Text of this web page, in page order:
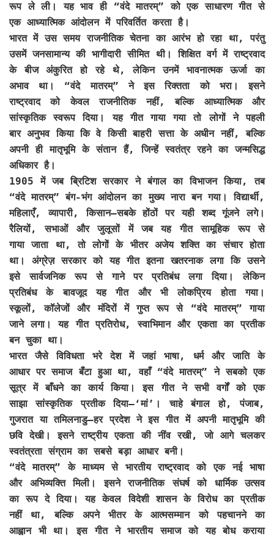
रूप ले ली। यह भाव ही “वंदे मातरम्” को एक साधारण गीत से
एक आध्यात्मिक आंदोलन में परिवर्तित करता है।
भारत में उस समय राजनीतिक चेतना का आरंभ हो रहा था, परंतु
उसमें जनसामान्य की भागीदारी सीमित थी। शिक्षित वर्ग में राष्ट्रवाद
के बीज अंकुरित हो रहे थे, लेकिन उनमें भावनात्मक ऊर्जा का
अभाव था। “वंदे मातरम्” ने इस रिक्तता को भरा। इसने
राष्ट्रवाद को केवल राजनीतिक नहीं, बल्कि आध्यात्मिक और
सांस्कृतिक स्वरूप दिया। यह गीत गाया गया तो लोगों ने पहली
बार अनुभव किया कि वे किसी बाहरी सत्ता के अधीन नहीं, बल्कि
अपनी ही मातृभूमि के संतान हैं, जिन्हें स्वतंत्र रहने का जन्मसिद्ध
अधिकार है।
1905 में जब ब्रिटिश सरकार ने बंगाल का विभाजन किया, तब
“वंदे मातरम्” बंग-भंग आंदोलन का मुख्य नारा बन गया। विद्यार्थी,
महिलाएँ, व्यापारी, किसान—सबके होंठों पर यही शब्द गूंजने लगे।
रैलियों, सभाओं और जुलूसों में जब यह गीत सामूहिक रूप से
गाया जाता था, तो लोगों के भीतर अजेय शक्ति का संचार होता
था। अंग्रेज़ सरकार को यह गीत इतना खतरनाक लगा कि उसने
इसे सार्वजनिक रूप से गाने पर प्रतिबंध लगा दिया। लेकिन
प्रतिबंध के बावजूद यह गीत और भी लोकप्रिय होता गया।
स्कूलों, कॉलेजों और मंदिरों में गुप्त रूप से “वंदे मातरम्” गाया
जाने लगा। यह गीत प्रतिरोध, स्वाभिमान और एकता का प्रतीक
बन चुका था।
भारत जैसे विविधता भरे देश में जहां भाषा, धर्म और जाति के
आधार पर समाज बँटा हुआ था, वहाँ “वंदे मातरम्” ने सबको एक
सूत्र में बाँधने का कार्य किया। इस गीत ने सभी वर्गों को एक
साझा सांस्कृतिक प्रतीक दिया—‘मां’। चाहे बंगाल हो, पंजाब,
गुजरात या तमिलनाडु—हर प्रदेश ने इस गीत में अपनी मातृभूमि की
छवि देखी। इसने राष्ट्रीय एकता की नींव रखी, जो आगे चलकर
स्वतंत्रता संग्राम का सबसे बड़ा आधार बनी।
“वंदे मातरम्” के माध्यम से भारतीय राष्ट्रवाद को एक नई भाषा
और अभिव्यक्ति मिली। इसने राजनीतिक संघर्ष को धार्मिक उत्सव
का रूप दे दिया। यह केवल विदेशी शासन के विरोध का प्रतीक
नहीं था, बल्कि अपने भीतर के आत्मसम्मान को पहचानने का
आह्वान भी था। इस गीत ने भारतीय समाज को यह बोध कराया